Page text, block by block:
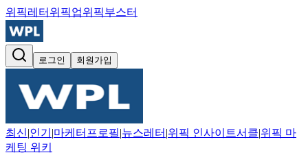
위픽레터 위픽업위픽부스터
로그인 회원가입
최신|인기 |마케터프로필|뉴스레터 |위픽 인사이트서클|위픽 마
케팅 위키